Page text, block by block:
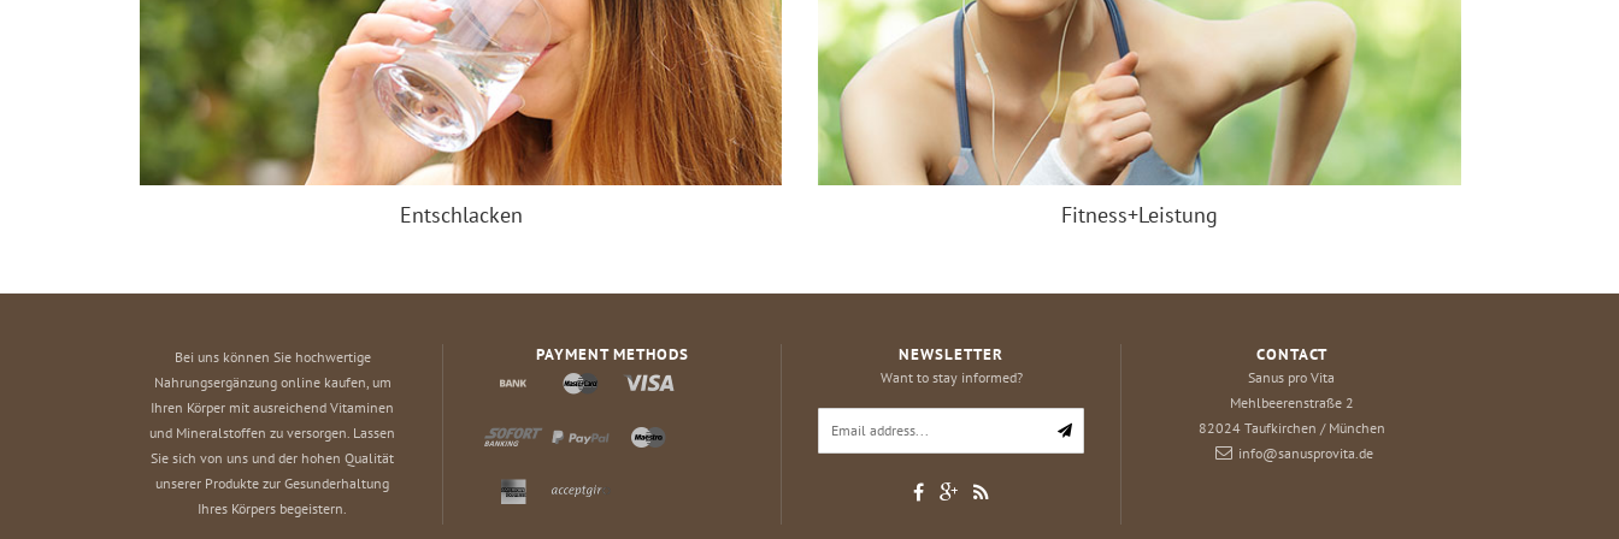
Entschlacken Fitness+Leistung
Bei uns können Sie hochwertige
Nahrungsergänzung online kaufen, um
Ihren Körper mit ausreichend Vitaminen
und Mineralstoffen zu versorgen. Lassen
Sie sich von uns und der hohen Qualität
unserer Produkte zur Gesunderhaltung
Ihres Körpers begeistern.
PAYMENT METHODS NEWSLETTER
Want to stay informed?
CONTACT
Sanus pro Vita
Mehlbeerenstraße 2
82024 Taufkirchen / München
info@sanusprovita.de